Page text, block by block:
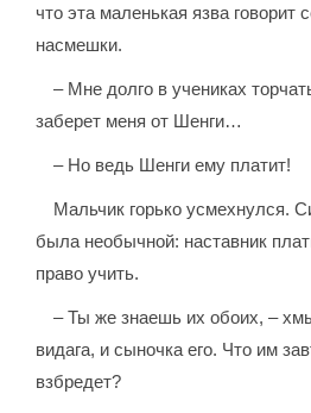
что эта маленькая язва говорит
насмешки.
– Мне долго в учениках
заберет меня от Шенги…
– Но ведь Шенги ему платит!
Мальчик горько усмехнулся.
была необычной: наставник
право учить.
– Ты же знаешь их обоих, –
видага, и сыночка его. Что им
взбредет?